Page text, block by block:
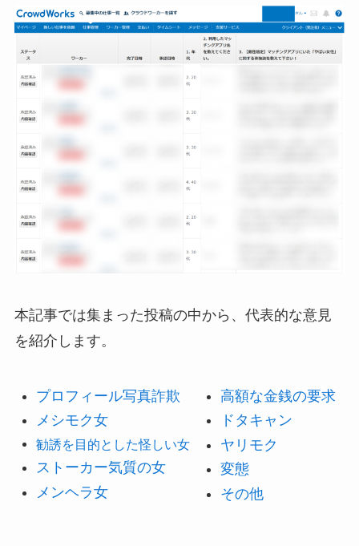
本記事では集まった投稿の中から、代表的な意見
を紹介します。
プロフィール写真詐欺
メシモク女
勧誘を目的とした怪しい女
ストーカー気質の女
メンヘラ女
高額な金銭の要求
ドタキャン
ヤリモク
変態
その他